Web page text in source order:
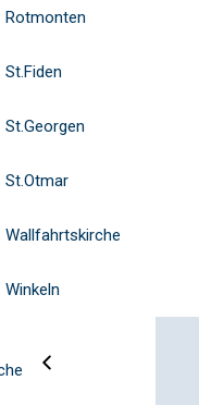
Rotmonten
St.Fiden
St.Georgen
St.Otmar
Wallfahrtskirche
Winkeln